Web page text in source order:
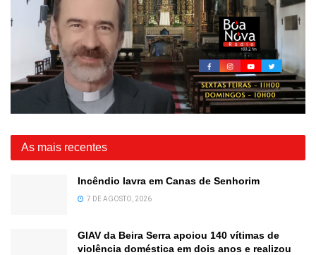
As mais recentes
Incêndio lavra em Canas de Senhorim
7 DE AGOSTO, 2026
GIAV da Beira Serra apoiou 140 vítimas de
violência doméstica em dois anos e realizou